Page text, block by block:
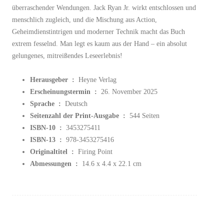
überraschender Wendungen. Jack Ryan Jr. wirkt entschlossen und
menschlich zugleich, und die Mischung aus Action,
Geheimdienstintrigen und moderner Technik macht das Buch
extrem fesselnd. Man legt es kaum aus der Hand – ein absolut
gelungenes, mitreißendes Leseerlebnis!
Herausgeber ‏ : ‎ Heyne Verlag
Erscheinungstermin ‏ : ‎ 26. November 2025
Sprache ‏ : ‎ Deutsch
Seitenzahl der Print-Ausgabe ‏ : ‎ 544 Seiten
ISBN-10 ‏ : ‎ 3453275411
ISBN-13 ‏ : ‎ 978-3453275416
Originaltitel ‏ : ‎ Firing Point
Abmessungen ‏ : ‎ 14.6 x 4.4 x 22.1 cm